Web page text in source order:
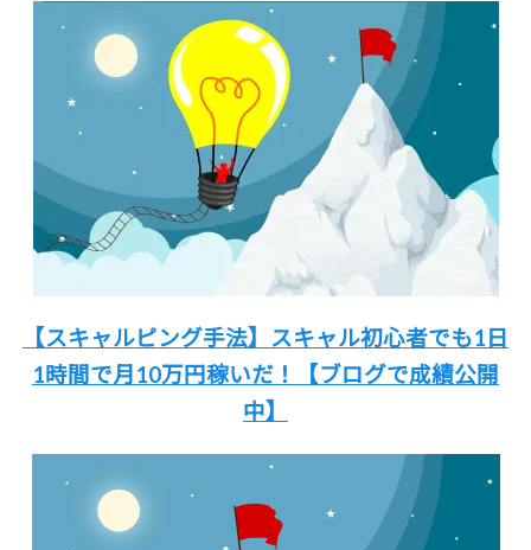
【スキャルピング手法】 スキャル初心者でも1日
1時間で月10万円稼いだ！
【ブログで成績公開
中】